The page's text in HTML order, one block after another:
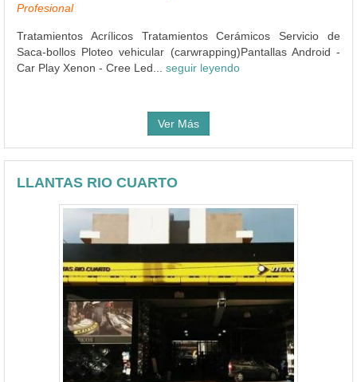
Profesional
Tratamientos Acrílicos Tratamientos Cerámicos Servicio de
Saca-bollos Ploteo vehicular (carwrapping)Pantallas Android -
Car Play Xenon - Cree Led... seguir leyendo
Ver Más
LLANTAS RIO CUARTO